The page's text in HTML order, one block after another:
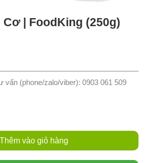
| FoodKing (250g)
vấn (phone/zalo/viber): 0903 061 509
(250g) số lượng
Thêm vào giỏ hàng